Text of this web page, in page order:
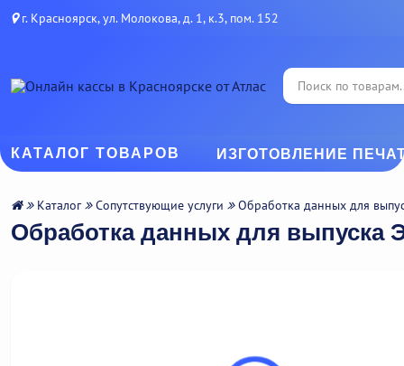
г. Красноярск, ул. Молокова, д. 1, к.3, пом. 152
КАТАЛОГ ТОВАРОВ ИЗГОТОВЛЕНИЕ
Каталог Сопутствующие услуги Обработка данных для
Обработка данных для выпуска